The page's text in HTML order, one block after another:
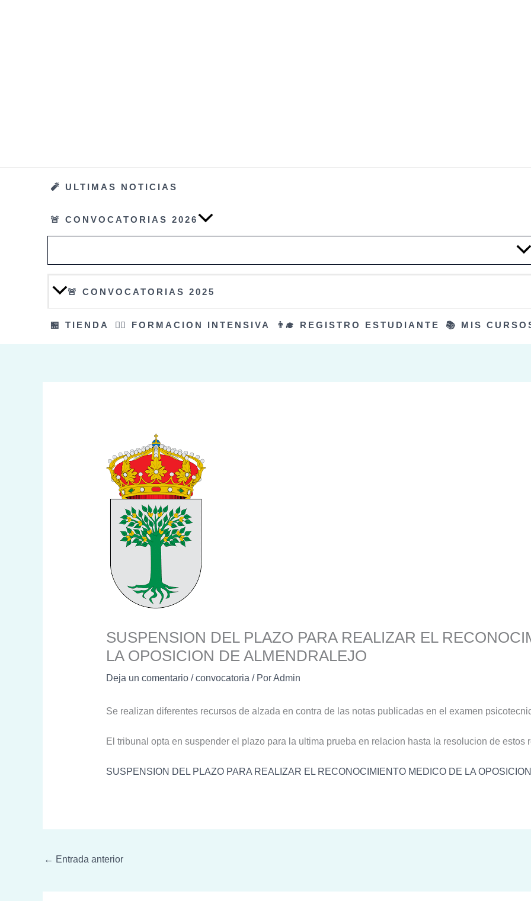
🧨 ULTIMAS NOTICIAS
🚨 CONVOCATORIAS 2026
🚨 CONVOCATORIAS 2025
🏪 TIENDA 👮‍♀️ FORMACION INTENSIVA 👨‍🎓 REGISTRO ESTUDIANTE 📚 MIS
SUSPENSION DEL PLAZO PARA REALIZAR EL
LA OPOSICION DE ALMENDRALEJO
Deja un comentario / convocatoria/ PorAdmin
Se realizan diferentes recursos de alzada en contra de las notas publicadas en el examen
El tribunal opta en suspender el plazo para la ultima prueba en relacion hasta la resolucion de estos
SUSPENSION DEL PLAZO PARA REALIZAR EL RECONOCIMIENTO MEDICO DE LA
← Entrada anterior